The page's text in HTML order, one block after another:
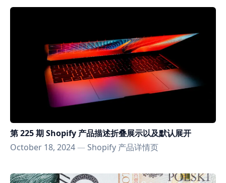
第 225 期 Shopify 产品描述折叠展示以及默认展开
October 18, 2024—Shopify 产品详情页